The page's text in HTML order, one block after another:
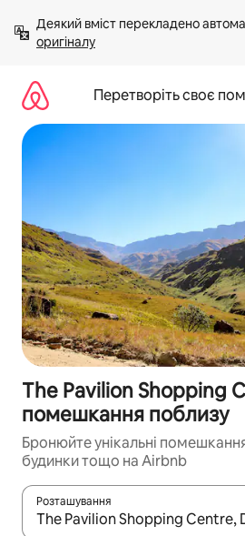
вмісту
Деякий вміст перекладено
оригіналу
Перетворіть своє
The Pavilion Shopping
помешкання поблизу
Бронюйте унікальні
будинки тощо на Airbnb
Розташування
Отримавши результати пошуку,